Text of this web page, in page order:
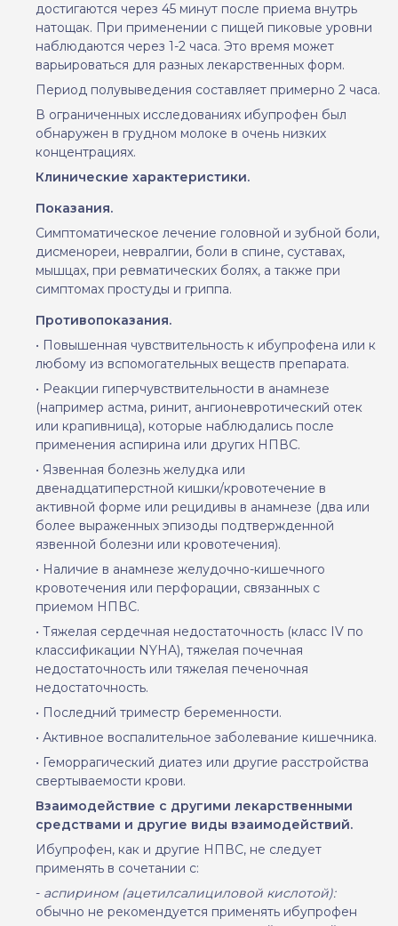
достигаются через 45 минут после приема внутрь
натощак. При применении с пищей пиковые уровни
наблюдаются через 1-2 часа. Это время может
варьироваться для разных лекарственных форм.
Период полувыведения составляет примерно 2 часа.
В ограниченных исследованиях ибупрофен был
обнаружен в грудном молоке в очень низких
концентрациях.
Клинические характеристики.
Показания.
Симптоматическое лечение головной и зубной боли,
дисменореи, невралгии, боли в спине, суставах,
мышцах, при ревматических болях, а также при
симптомах простуды и гриппа.
Противопоказания.
• Повышенная чувствительность к ибупрофена или к
любому из вспомогательных веществ препарата.
• Реакции гиперчувствительности в анамнезе
(например астма, ринит, ангионевротический отек
или крапивница), которые наблюдались после
применения аспирина или других НПВС.
• Язвенная болезнь желудка или
двенадцатиперстной кишки/кровотечение в
активной форме или рецидивы в анамнезе (два или
более выраженных эпизоды подтвержденной
язвенной болезни или кровотечения).
• Наличие в анамнезе желудочно-кишечного
кровотечения или перфорации, связанных с
приемом НПВС.
• Тяжелая сердечная недостаточность (класс IV по
классификации NYHA), тяжелая почечная
недостаточность или тяжелая печеночная
недостаточность.
• Последний триместр беременности.
• Активное воспалительное заболевание кишечника.
• Геморрагический диатез или другие расстройства
свертываемости крови.
Взаимодействие с другими лекарственными
средствами и другие виды взаимодействий.
Ибупрофен, как и другие НПВС, не следует
применять в сочетании с:
- аспирином (ацетилсалициловой кислотой):
обычно не рекомендуется применять ибупрофен